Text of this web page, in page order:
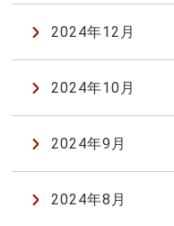
2024年12月
2024年10月
2024年9月
2024年8月